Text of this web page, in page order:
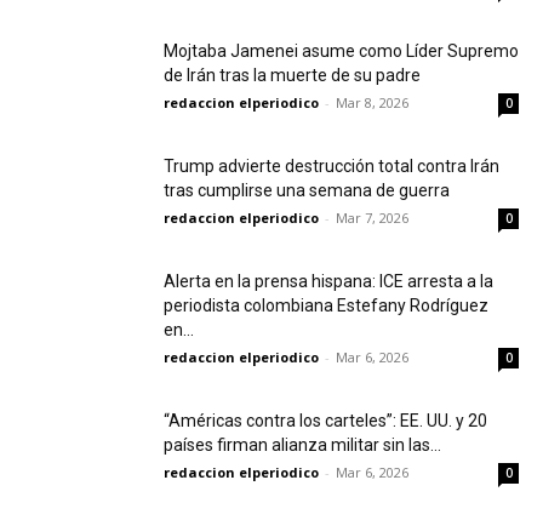
Mojtaba Jamenei asume como Líder Supremo
de Irán tras la muerte de su padre
redaccion elperiodico - Mar 8, 2026 0
Trump advierte destrucción total contra Irán
tras cumplirse una semana de guerra
redaccion elperiodico - Mar 7, 2026 0
Alerta en la prensa hispana: ICE arresta a la
periodista colombiana Estefany Rodríguez
en...
redaccion elperiodico - Mar 6, 2026 0
“Américas contra los carteles”: EE. UU. y 20
países firman alianza militar sin las...
redaccion elperiodico - Mar 6, 2026 0